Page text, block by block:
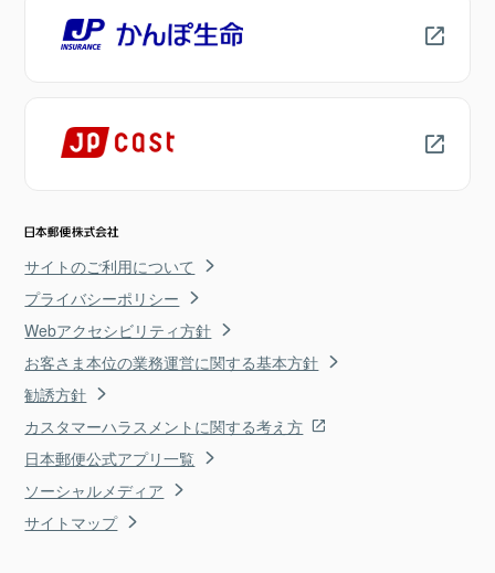
サイトのご利用について
プライバシーポリシー
Webアクセシビリティ方針
お客さま本位の業務運営に関する基本方針
勧誘方針
カスタマーハラスメントに関する考え方
日本郵便公式アプリ一覧
ソーシャルメディア
サイトマップ